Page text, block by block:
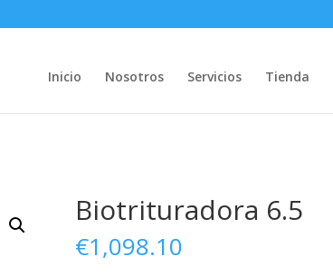
Inicio Nosotros Servicios Tienda
Biotrituradora 6.5
€1,098.10